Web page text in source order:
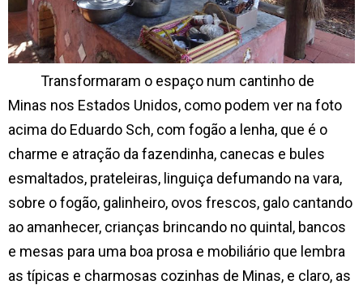
Transformaram o espaço num cantinho de
Minas nos Estados Unidos, como podem ver na foto
acima do Eduardo Sch, com fogão a lenha, que é o
charme e atração da fazendinha, canecas e bules
esmaltados, prateleiras, linguiça defumando na vara,
sobre o fogão, galinheiro, ovos frescos, galo cantando
ao amanhecer, crianças brincando no quintal, bancos
e mesas para uma boa prosa e mobiliário que lembra
as típicas e charmosas cozinhas de Minas, e claro, as